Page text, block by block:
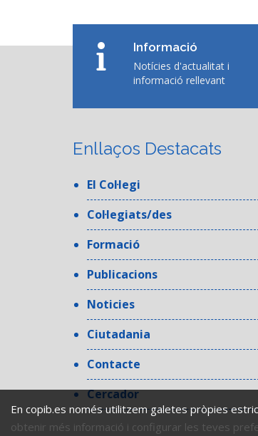
Informació
Notícies d'actualitat i
informació rellevant
Enllaços Destacats
El Col·legi
Col·legiats/des
Formació
Publicacions
Noticies
Ciutadania
Contacte
Cercador
En copib.es només utilitzem galetes pròpies
obtenir més informació i configurar les teves